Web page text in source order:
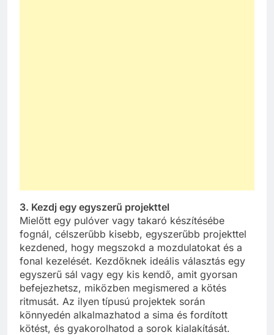
3. Kezdj egy egyszerű projekttel
Mielőtt egy pulóver vagy takaró készítésébe
fognál, célszerűbb kisebb, egyszerűbb projekttel
kezdened, hogy megszokd a mozdulatokat és a
fonal kezelését. Kezdőknek ideális választás egy
egyszerű sál vagy egy kis kendő, amit gyorsan
befejezhetsz, miközben megismered a kötés
ritmusát. Az ilyen típusú projektek során
könnyedén alkalmazhatod a sima és fordított
kötést, és gyakorolhatod a sorok kialakítását.